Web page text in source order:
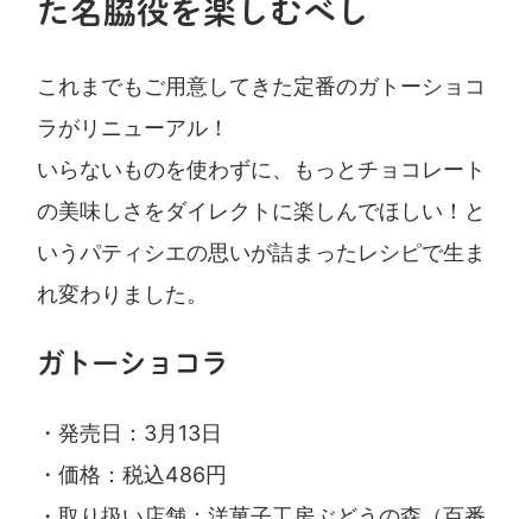
た名脇役を楽しむべし
これまでもご用意してきた定番のガトーショコ
ラがリニューアル！
いらないものを使わずに、もっとチョコレート
の美味しさをダイレクトに楽しんでほしい！と
いうパティシエの思いが詰まったレシピで生ま
れ変わりました。
ガトーショコラ
・発売日：3月13日
・価格：税込486円